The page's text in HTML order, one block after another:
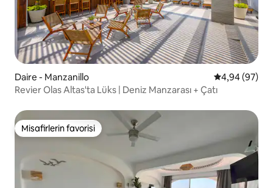
Daire - Manzanillo 5 üzerinden
4,94 (97)
Revier Olas Altas'ta Lüks | Deniz Manzarası + Çatı
Misafirlerin favorisi
Misafirlerin favorisi